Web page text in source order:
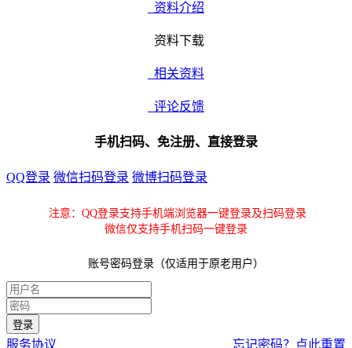
资料介绍
资料下载
相关资料
评论反馈
手机扫码、免注册、直接登录
QQ登录 微信扫码登录 微博扫码登录
注意：QQ登录支持手机端浏览器一键登录及扫码登录
微信仅支持手机扫码一键登录
账号密码登录（仅适用于原老用户）
服务协议 忘记密码？点此重置